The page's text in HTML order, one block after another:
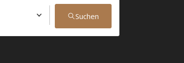
Suchen